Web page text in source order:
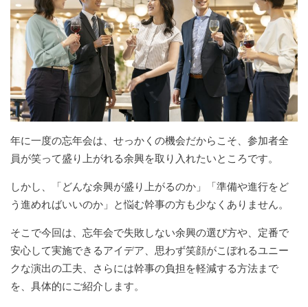
年に一度の忘年会は、せっかくの機会だからこそ、参加者全
員が笑って盛り上がれる余興を取り入れたいところです。
しかし、「どんな余興が盛り上がるのか」「準備や進行をど
う進めればいいのか」と悩む幹事の方も少なくありません。
そこで今回は、忘年会で失敗しない余興の選び方や、定番で
安心して実施できるアイデア、思わず笑顔がこぼれるユニー
クな演出の工夫、さらには幹事の負担を軽減する方法まで
を、具体的にご紹介します。